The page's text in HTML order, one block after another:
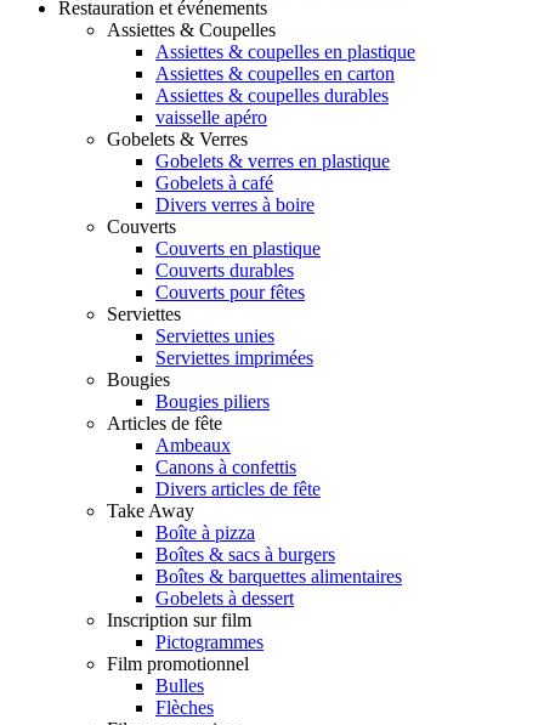
Restauration et événements
Assiettes & Coupelles
Assiettes & coupelles en plastique
Assiettes & coupelles en carton
Assiettes & coupelles durables
vaisselle apéro
Gobelets & Verres
Gobelets & verres en plastique
Gobelets à café
Divers verres à boire
Couverts
Couverts en plastique
Couverts durables
Couverts pour fêtes
Serviettes
Serviettes unies
Serviettes imprimées
Bougies
Bougies piliers
Articles de fête
Ambeaux
Canons à confettis
Divers articles de fête
Take Away
Boîte à pizza
Boîtes & sacs à burgers
Boîtes & barquettes alimentaires
Gobelets à dessert
Inscription sur film
Pictogrammes
Film promotionnel
Bulles
Flèches